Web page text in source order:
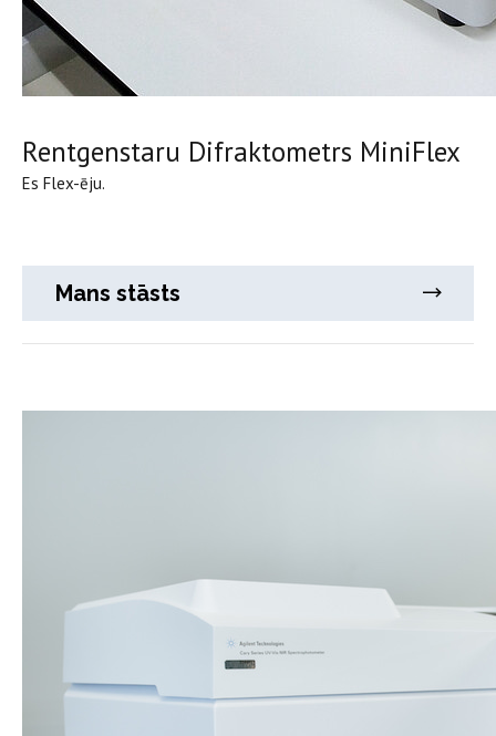
Rentgenstaru Difraktometrs MiniFlex
Es Flex-ēju.
Mans stāsts